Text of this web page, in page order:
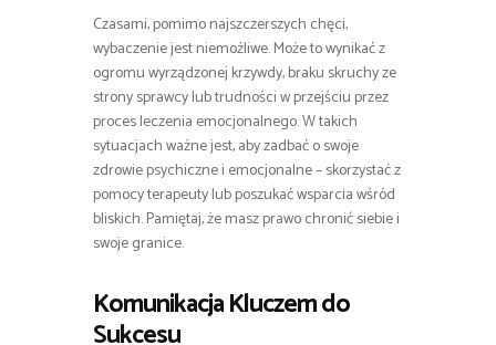
Czasami, pomimo najszczerszych chęci,
wybaczenie jest niemożliwe. Może to wynikać z
ogromu wyrządzonej krzywdy, braku skruchy ze
strony sprawcy lub trudności w przejściu przez
proces leczenia emocjonalnego. W takich
sytuacjach ważne jest, aby zadbać o swoje
zdrowie psychiczne i emocjonalne – skorzystać z
pomocy terapeuty lub poszukać wsparcia wśród
bliskich. Pamiętaj, że masz prawo chronić siebie i
swoje granice.
Komunikacja Kluczem do
Sukcesu